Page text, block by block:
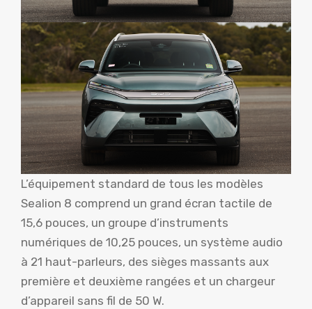
L’équipement standard de tous les modèles
Sealion 8 comprend un grand écran tactile de
15,6 pouces, un groupe d’instruments
numériques de 10,25 pouces, un système audio
à 21 haut-parleurs, des sièges massants aux
première et deuxième rangées et un chargeur
d’appareil sans fil de 50 W.